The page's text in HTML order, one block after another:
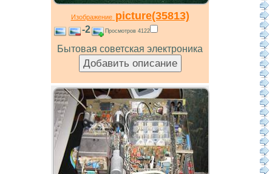
Изображениеpicture(35813)
-2 Просмотров 4122
Бытовая советская электроника